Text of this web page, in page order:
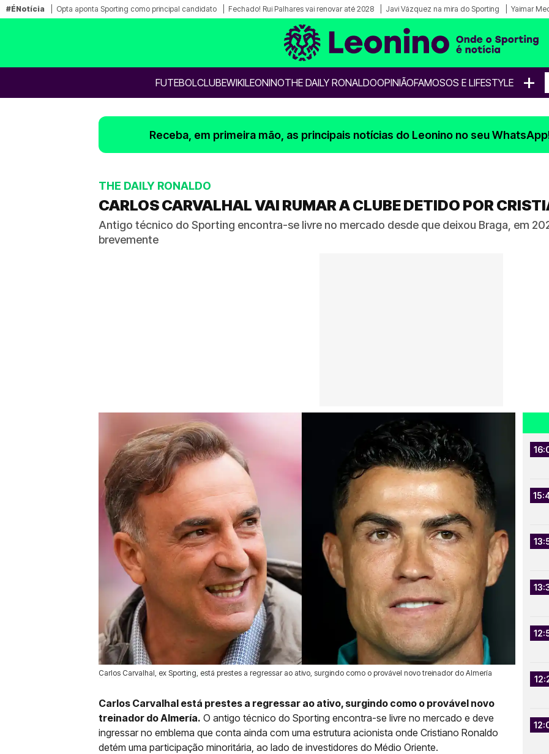
#ÉNotícia Opta aponta Sporting como principal candidato Fechado! Rui Palhares vai renovar até 2028 Javi Vázquez na mira do Sporting Yaimar
FUTEBOLCLUBEWIKILEONINOTHE DAILY RONALDOOPINIÃOFAMOSOS E LIFESTYLE +
Receba, em primeira mão, as principais notícias do Leonino no seu
THE DAILY RONALDO
CARLOS CARVALHAL VAI RUMAR A CLUBE DETIDO POR
Antigo técnico do Sporting encontra-se livre no mercado desde que deixou Braga, em
brevemente
Carlos Carvalhal, ex Sporting, está prestes a regressar ao ativo, surgindo como o provável novo treinador do Almería
25 Jun 2026 | 12:59 | 0
Carlos Carvalhal está prestes a regressar ao ativo, surgindo como o provável novo
treinador do Almería. O antigo técnico do Sporting encontra-se livre no mercado e deve
ingressar no emblema que conta ainda com uma estrutura acionista onde Cristiano Ronaldo
detém uma participação minoritária, ao lado de investidores do Médio Oriente.